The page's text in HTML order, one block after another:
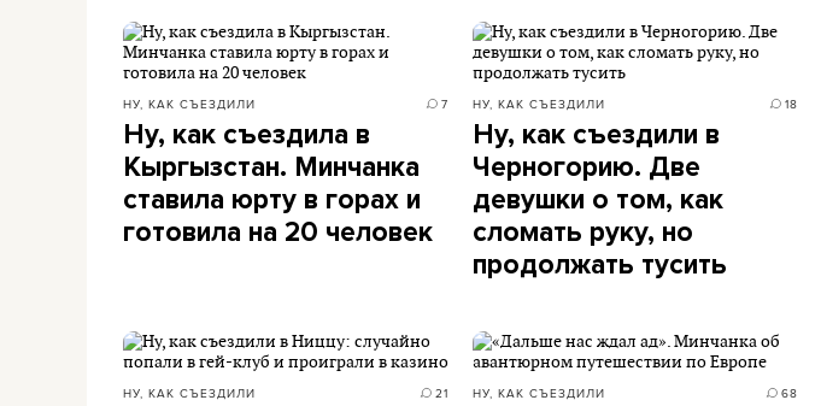
НУ, КАК СЪЕЗДИЛИ 7
Ну, как съездила в
Кыргызстан. Минчанка
ставила юрту в горах и
готовила на 20 человек
НУ, КАК СЪЕЗДИЛИ 18
Ну, как съездили в
Черногорию. Две
девушки о том, как
сломать руку, но
продолжать тусить
НУ, КАК СЪЕЗДИЛИ 21 НУ, КАК СЪЕЗДИЛИ 68